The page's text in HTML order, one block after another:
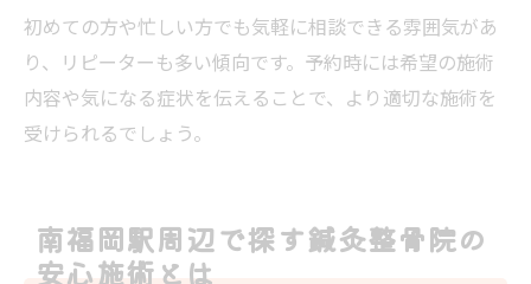
初めての方や忙しい方でも気軽に相談できる雰囲気があ
り、リピーターも多い傾向です。予約時には希望の施術
内容や気になる症状を伝えることで、より適切な施術を
受けられるでしょう。
南福岡駅周辺で探す鍼灸整骨院の
安心施術とは